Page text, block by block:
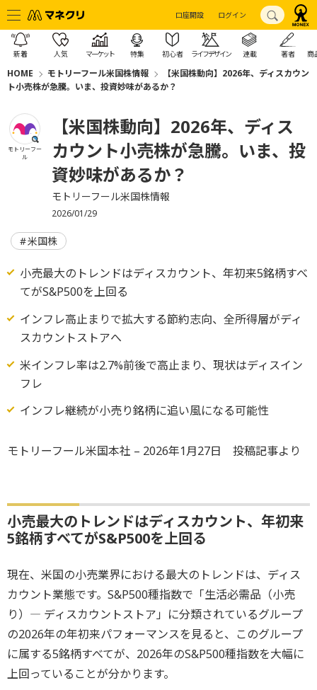
口座開設 ログイン
新着 人気 マーケット 特集 初心者 ライフデザイン 連載 著者 商
HOME モトリーフール米国株情報
【米国株動向】2026年、ディスカウン
ト小売株が急騰。いま、投資妙味があるか？
モトリーフー
ル
【米国株動向】2026年、ディス
カウント小売株が急騰。いま、投
資妙味があるか？
モトリーフール米国株情報
2026/01/29
米国株
小売最大のトレンドはディスカウント、年初来5銘柄すべ
てがS&P500を上回る
インフレ高止まりで拡大する節約志向、全所得層がディ
スカウントストアへ
米インフレ率は2.7%前後で高止まり、現状はディスイン
フレ
インフレ継続が小売り銘柄に追い風になる可能性
モトリーフール米国本社 – 2026年1月27日 投稿記事より
小売最大のトレンドはディスカウント、年初来
5銘柄すべてがS&P500を上回る
現在、米国の小売業界における最大のトレンドは、ディス
カウント業態です。S&P500種指数で「生活必需品（小売
り）― ディスカウントストア」に分類されているグループ
の2026年の年初来パフォーマンスを見ると、このグループ
に属する5銘柄すべてが、2026年のS&P500種指数を大幅に
上回っていることが分かります。